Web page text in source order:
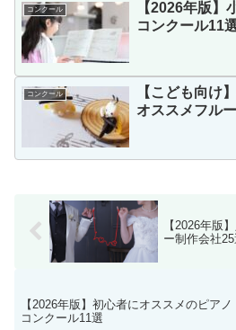
コンクール
【2026年版】
コンクール11
コンクール
【こども向け
オススメフル
【2026年版
ー制作会社25
【2026年版】初心者にオススメのピアノ
コンクール11選